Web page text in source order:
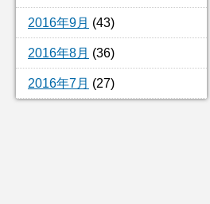
2016年9月 (43)
2016年8月 (36)
2016年7月 (27)